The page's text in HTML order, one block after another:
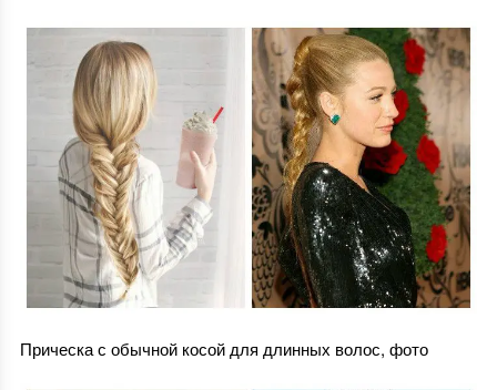
Прическа с обычной косой для длинных волос, фото